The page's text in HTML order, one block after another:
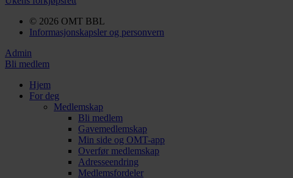
© 2026 OMT BBL
Informasjonskapsler og personvern
Admin
Bli medlem
Hjem
For deg
Medlemskap
Bli medlem
Gavemedlemskap
Min side og OMT-app
Overfør medlemskap
Adresseendring
Medlemsfordeler